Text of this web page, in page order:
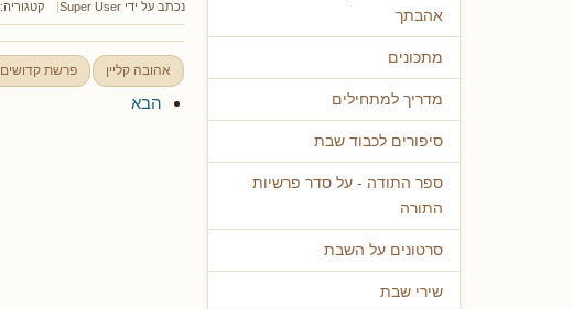
אהבתך
מתכונים
מדריך למתחילים
סיפורים לכבוד שבת
ספר התודה - על סדר פרשיות
התורה
סרטונים על השבת
שירי שבת
נכתב על ידי Super User קטגוריה:
אהובה קליין פרשת קדושים
הבא